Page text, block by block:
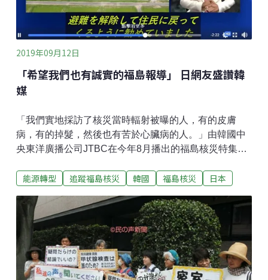
2019年09月12日
「希望我們也有誠實的福島報導」 日網友盛讚韓
媒
「我們實地採訪了核災當時輻射被曝的人，有的皮膚
病，有的掉髮，然後也有苦於心臟病的人。」由韓國中
央東洋廣播公司JTBC在今年8月播出的福島核災特集，
日本也有這樣誠實的報導。」「我住德國，德國做的類
知道。」在轉載的貼文底下，多數日本網友給予韓媒好
評，並指出多數日本媒體在報導福島核災時的缺失。
能源轉型 追蹤福島核災 韓國 福島核災 日本